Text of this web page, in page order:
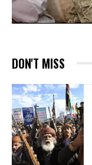
DON'T MISS